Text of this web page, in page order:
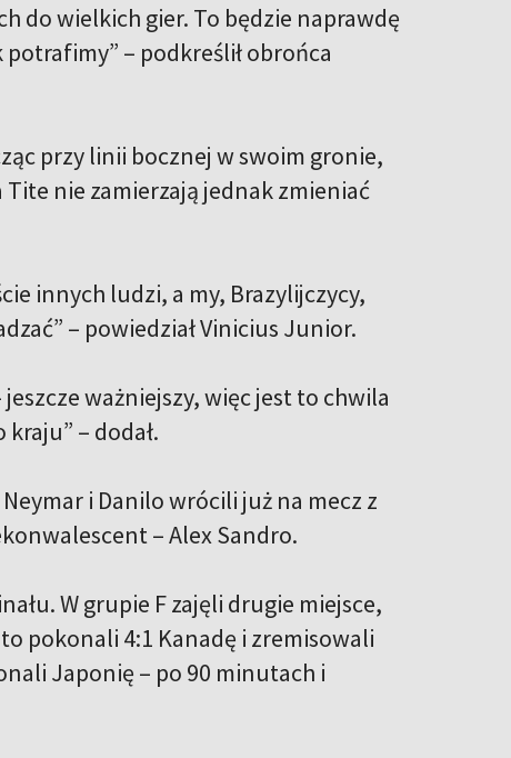
do wielkich gier. To będzie naprawdę
– podkreślił obrońca
przy linii bocznej w swoim gronie,
nie zamierzają jednak zmieniać
innych ludzi, a my, Brazylijczycy,
– powiedział Vinicius Junior.
ważniejszy, więc jest to chwila
– dodał.
i Danilo wrócili już na mecz z
– Alex Sandro.
W grupie F zajęli drugie miejsce,
pokonali 4:1 Kanadę i zremisowali
Japonię – po 90 minutach i